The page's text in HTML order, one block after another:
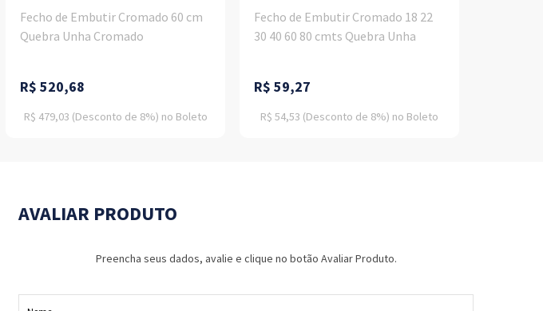
Fecho de Embutir Cromado 60 cm
Quebra Unha Cromado
R$ 520,68
R$ 479,03 (Desconto de 8%) no Boleto
Fecho de Embutir Cromado 18 22
30 40 60 80 cmts Quebra Unha
R$ 59,27
R$ 54,53 (Desconto de 8%) no Boleto
AVALIAR PRODUTO
Preencha seus dados, avalie e clique no botão Avaliar Produto.